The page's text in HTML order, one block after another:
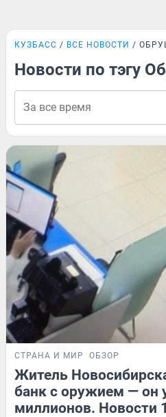
КУЗБАСС ВСЕ НОВОСТИ
Новости по тэгу
СТРАНА И МИР ОБЗОР
Житель
банк с оружием — он
миллионов. Новости